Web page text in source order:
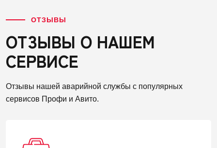
ОТЗЫВЫ
ОТЗЫВЫ О НАШЕМ
СЕРВИСЕ
Отзывы нашей аварийной службы с популярных
сервисов Профи и Авито.